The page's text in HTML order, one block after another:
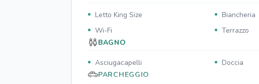
Letto King Size Biancheria
Wi-Fi
Terrazzo
BAGNO
Asciugacapelli Doccia
PARCHEGGIO